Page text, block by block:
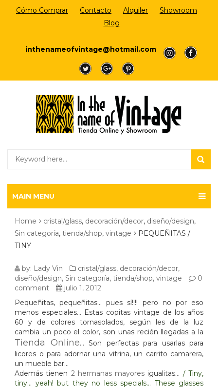
Cómo Comprar Contacto Alquiler
Showroom
Blog
inthenameofvintage@hotmail.com
a
a
a
a a
MAIN MENU
Home cristal/glass, decoración/decor, diseño/design,
Sin categoría, tienda/shop, vintage
PEQUEÑITAS /
TINY
PEQUEÑITAS
/
TINY
by: Lady Vin cristal/glass, decoración/decor,
diseño/design, Sin categoría, tienda/shop, vintage
0
comment
julio 1, 2012
Pequeñitas, pequeñitas… pues sí!!!! pero no por eso
menos especiales… Estas copitas vintage de los años
60 y de colores tornasolados, según les de la luz
cambia un poco el color, son unas recién llegadas a la
Tienda Online… Son perfectas para usarlas para
licores o para adornar una vitrina, un carrito camarera,
un mueble bar…
Además tienen 2 hermanas mayores igualitas… /Tiny,
tiny… yeah! but they no less specials… These glasses